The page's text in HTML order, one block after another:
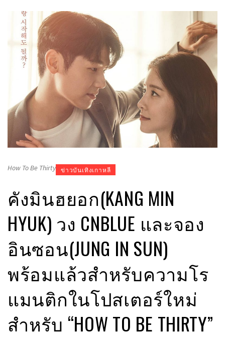
How To Be Thirty ข่าวบันเทิงเกาหลี
คังมินฮยอก(KANG MIN
HYUK) วง CNBLUE และจอง
อินซอน(JUNG IN SUN)
พร้อมแล้วสำหรับความโร
แมนติกในโปสเตอร์ใหม่
สำหรับ “HOW TO BE THIRTY”